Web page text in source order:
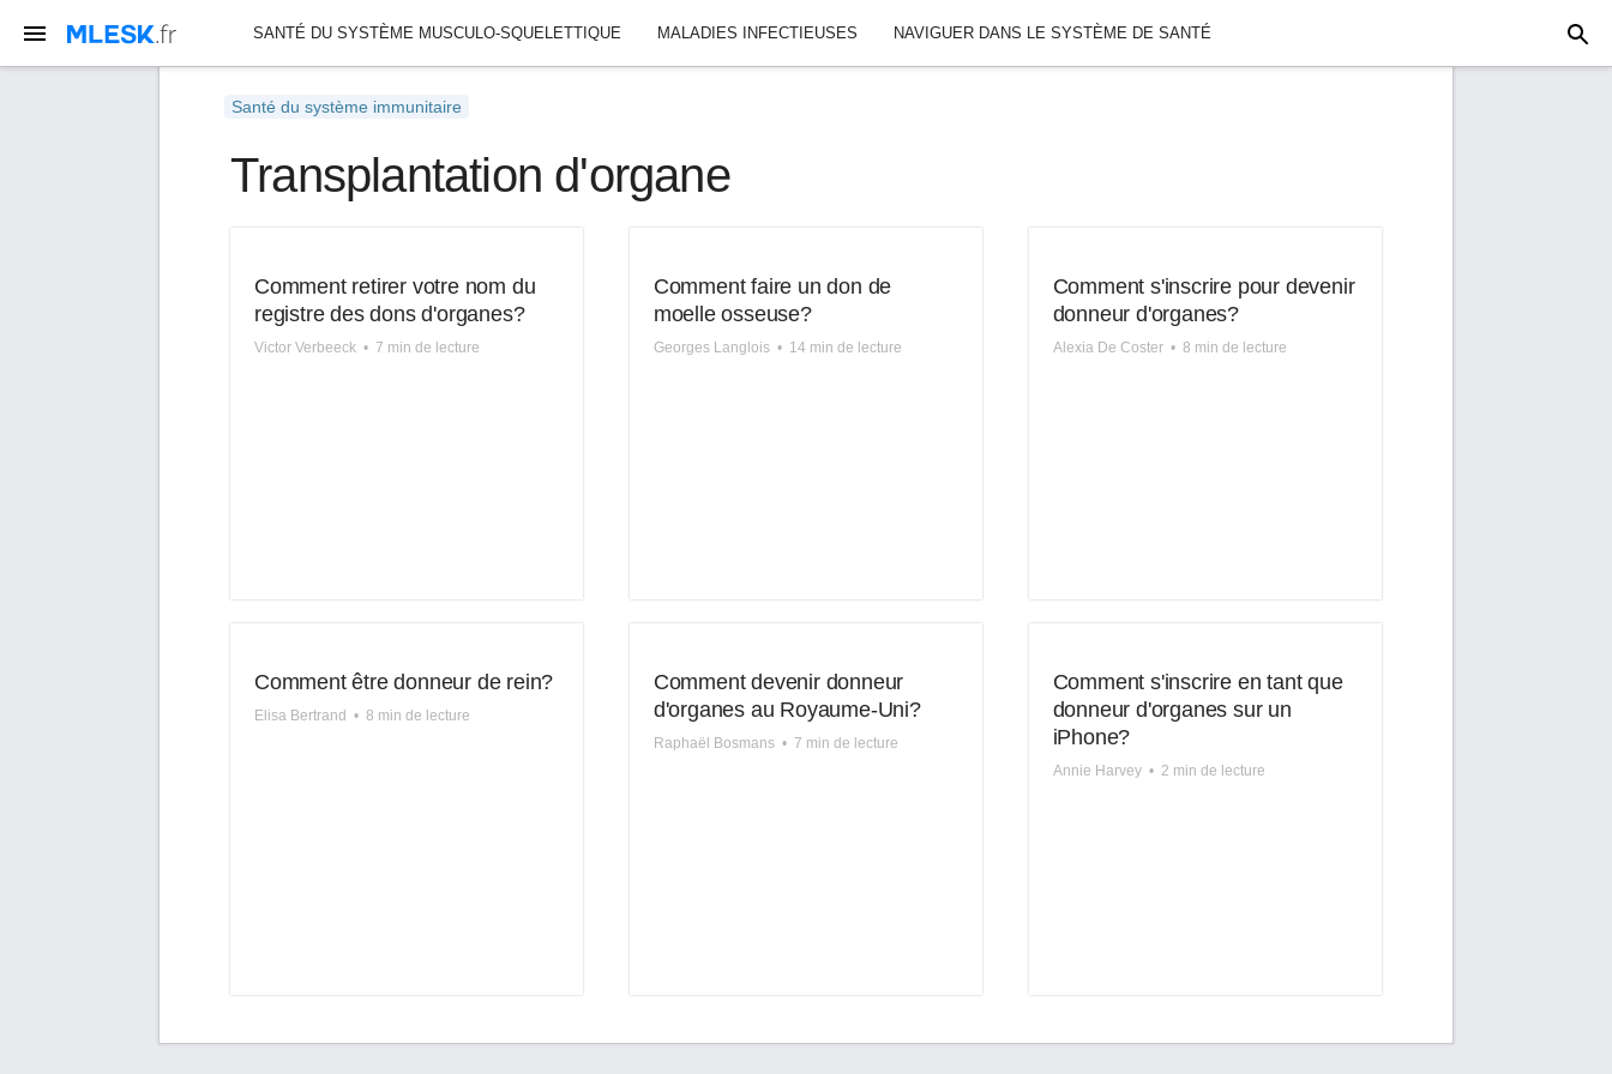
SANTÉ DU SYSTÈME MUSCULO-SQUELETTIQUE MALADIES INFECTIEUSES NAVIGUER DANS LE SYSTÈME DE SANTÉ
SANTÉ DU SYSTÈME RESPIRATOIRE
Santé du système immunitaire
Transplantation d'organe
Comment retirer votre nom du
registre des dons d'organes?
Victor Verbeeck • 7 min de lecture
Comment faire un don de
moelle osseuse?
Georges Langlois • 14 min de lecture
Comment s'inscrire pour devenir
donneur d'organes?
Alexia De Coster • 8 min de lecture
Comment être donneur de rein?
Elisa Bertrand • 8 min de lecture
Comment devenir donneur
d'organes au Royaume-Uni?
Raphaël Bosmans • 7 min de lecture
Comment s'inscrire en tant que
donneur d'organes sur un
iPhone?
Annie Harvey • 2 min de lecture